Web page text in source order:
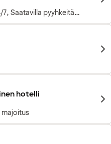
Saatavilla pyyhkeitä
Kardiolaitteet,
hotelli
majoitus